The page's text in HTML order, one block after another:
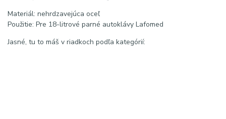
Materiál: nehrdzavejúca oceľ
Použitie: Pre 18-litrové parné autoklávy Lafomed
Jasné, tu to máš v riadkoch podľa kategórií: